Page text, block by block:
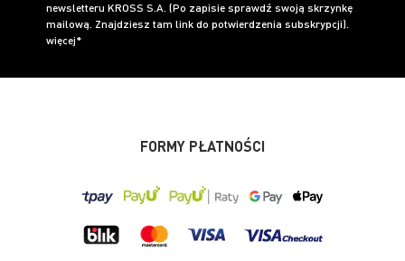
newsletteru KROSS S.A. (Po zapisie sprawdź swoją skrzynkę
mailową. Znajdziesz tam link do potwierdzenia subskrypcji).
więcej*
FORMY PŁATNOŚCI